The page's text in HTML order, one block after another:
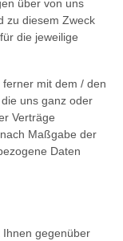
über von uns
zu diesem Zweck
die jeweilige
mit dem / den
uns ganz oder
Verträge
Maßgabe der
Daten
Ihnen gegenüber